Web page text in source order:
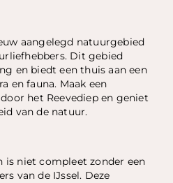
aangelegd natuurgebied
Dit gebied
en biedt een thuis aan een
en fauna. Maak een
het Reevediep en geniet
van de natuur.
is niet compleet zonder een
van de IJssel. Deze